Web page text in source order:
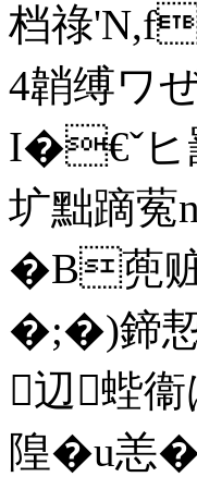
档祿
4韒缚ワ
I�€ˇヒ
圹黜蹢蒬
�B蔸
�;�)鍗恝
辺蜌
隍�u